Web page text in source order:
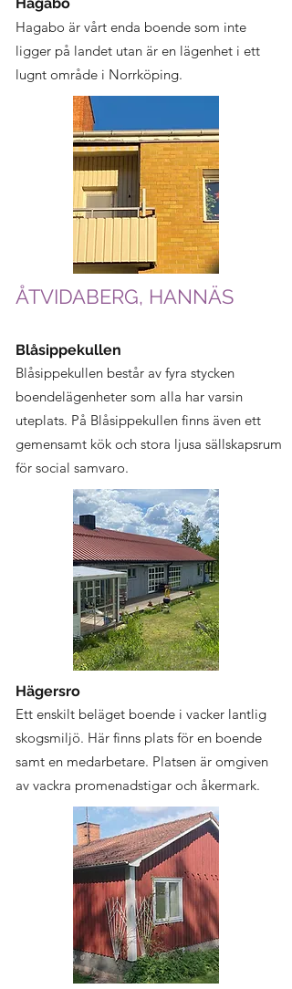
Hagabo är vårt enda boende som inte
ligger på landet utan är en lägenhet i ett
lugnt område i Norrköping.
ÅTVIDABERG, HANNÄS
Blåsippekullen
Blåsippekullen består av fyra stycken
boendelägenheter som alla har varsin
uteplats. På Blåsippekullen finns även ett
gemensamt kök och stora ljusa sällskapsrum
för social samvaro.
Hägersro
Ett enskilt beläget boende i vacker lantlig
skogsmiljö. Här finns plats för en boende
samt en medarbetare. Platsen är omgiven
av vackra promenadstigar och åkermark.